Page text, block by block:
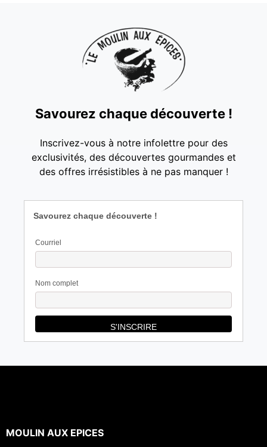
Savourez chaque découverte !
Inscrivez-vous à notre infolettre pour des
exclusivités, des découvertes gourmandes et
des offres irrésistibles à ne pas manquer !
Savourez chaque découverte !
Courriel
Nom complet
MOULIN AUX EPICES